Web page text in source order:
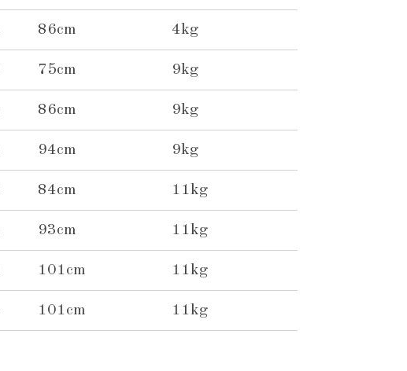
86cm 4kg
75cm 9kg
86cm 9kg
94cm 9kg
84cm 11kg
93cm 11kg
101cm 11kg
101cm 11kg